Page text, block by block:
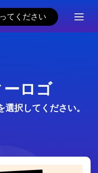
てください
ーロゴ
択してください。